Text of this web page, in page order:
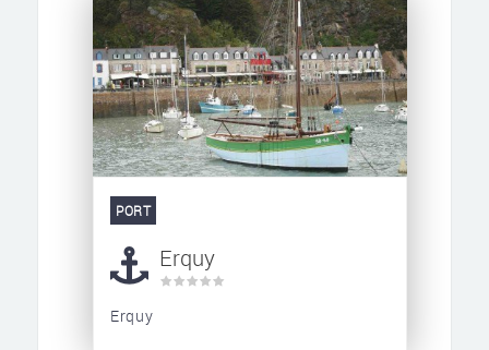
PORT
Erquy
Erquy